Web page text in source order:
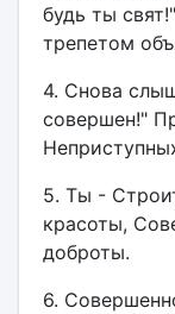
будь ты
трепетом
4. Снова
совершен!"
5. Ты -
красоты,
доброты.
6.